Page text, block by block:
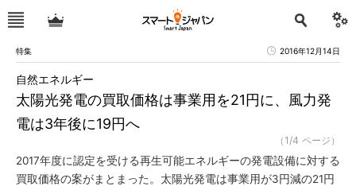
特集 2016年12月14日
太陽光発電の買取価格は事業用を21円に、風力発
電は3年後に19円へ
自然エネルギー
（1/4 ページ）
2017年度に認定を受ける再生可能エネルギーの発電設備に対する
買取価格の案がまとまった。太陽光発電は事業用が3円減の21円